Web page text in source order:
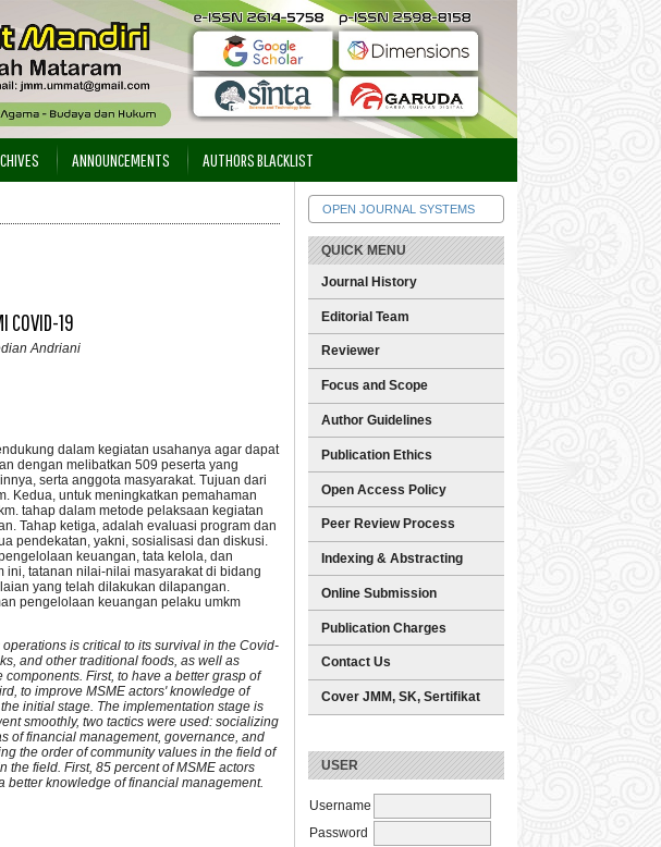
OPEN JOURNAL SYSTEMS
QUICK MENU
Journal History
Editorial Team
Reviewer
Focus and Scope
Author Guidelines
Publication Ethics
Open Access Policy
Peer Review Process
Indexing & Abstracting
Online Submission
Publication Charges
Contact Us
Cover JMM, SK, Sertifikat
USER
Username
Password
ANNOUNCEMENTS AUTHORS BLACKLIST
COVID-19
Andriani
dalam kegiatan usahanya agar dapat
dengan melibatkan 509 peserta yang
serta anggota masyarakat. Tujuan dari
Kedua, untuk meningkatkan pemahaman
tahap dalam metode pelaksaan kegiatan
Tahap ketiga, adalah evaluasi program dan
pendekatan, yakni, sosialisasi dan diskusi.
keuangan, tata kelola, dan
tatanan nilai-nilai masyarakat di bidang
yang telah dilakukan dilapangan.
pengelolaan keuangan pelaku umkm
is critical to its survival in the Covid-
and other traditional foods, as well as
First, to have a better grasp of
to improve MSME actors' knowledge of
initial stage. The implementation stage is
smoothly, two tactics were used: socializing
of financial management, governance, and
the order of community values in the field of
field. First, 85 percent of MSME actors
better knowledge of financial management.